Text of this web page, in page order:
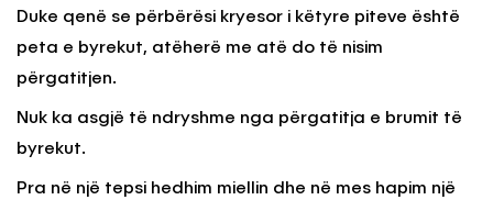
Duke qenë se përbërësi kryesor i këtyre piteve është
peta e byrekut, atëherë me atë do të nisim
përgatitjen.
Nuk ka asgjë të ndryshme nga përgatitja e brumit të
byrekut.
Pra në një tepsi hedhim miellin dhe në mes hapim një